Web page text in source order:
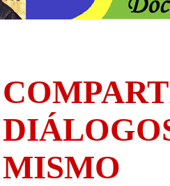
MISMO